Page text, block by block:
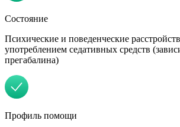
Состояние
Психические и поведенческие
употреблением седативных средств
прегабалина)
Профиль помощи